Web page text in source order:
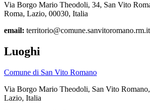
Via Borgo Mario Theodoli, 34, San Vito
Roma, Lazio, 00030, Italia
email: territorio@comune.sanvitoromano.rm.it
Luoghi
Comune di San Vito Romano
Via Borgo Mario Theodoli, San Vito
Lazio, Italia